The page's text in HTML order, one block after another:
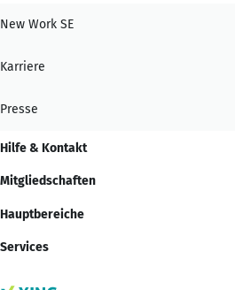
New Work SE
Karriere
Presse
Hilfe & Kontakt
Mitgliedschaften
Hauptbereiche
Services